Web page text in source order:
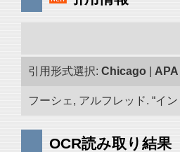
引用形式選択: Chicago APA
フーシェ, アルフレッド. “イ
OCR読み取り結果